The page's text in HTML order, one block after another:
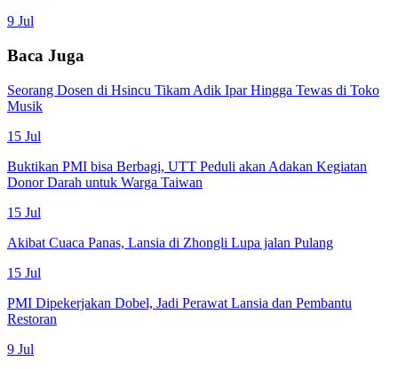
9 Jul
Baca Juga
Seorang Dosen di Hsincu Tikam Adik Ipar Hingga Tewas di Toko
Musik
15 Jul
Buktikan PMI bisa Berbagi, UTT Peduli akan Adakan Kegiatan
Donor Darah untuk Warga Taiwan
15 Jul
Akibat Cuaca Panas, Lansia di Zhongli Lupa jalan Pulang
15 Jul
PMI Dipekerjakan Dobel, Jadi Perawat Lansia dan Pembantu
Restoran
9 Jul